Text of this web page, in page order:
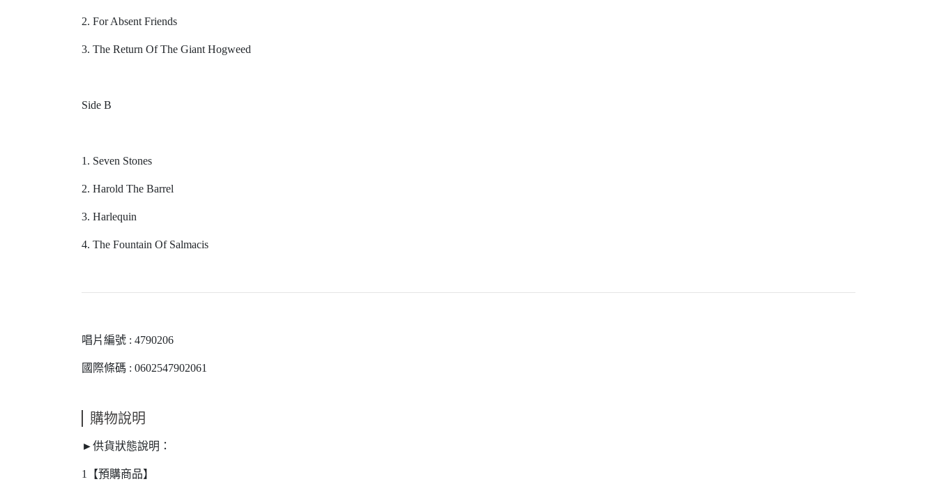
2. For Absent Friends
3. The Return Of The Giant Hogweed
Side B
1. Seven Stones
2. Harold The Barrel
3. Harlequin
4. The Fountain Of Salmacis
唱片編號 : 4790206
國際條碼 : 0602547902061
購物說明
►供貨狀態說明：
1【預購商品】